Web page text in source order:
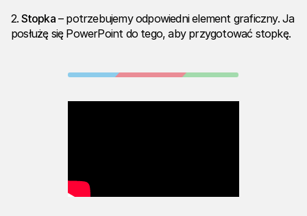
2. Stopka– potrzebujemy odpowiedni element graficzny. Ja
posłużę się PowerPoint do tego, aby przygotować stopkę.